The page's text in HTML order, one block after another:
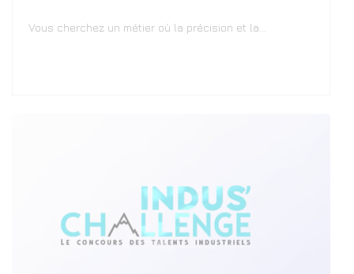
Vous cherchez un métier où la précision et la…